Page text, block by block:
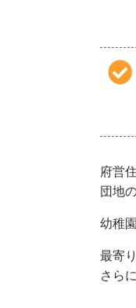
府営
団地
幼稚
最寄
さら